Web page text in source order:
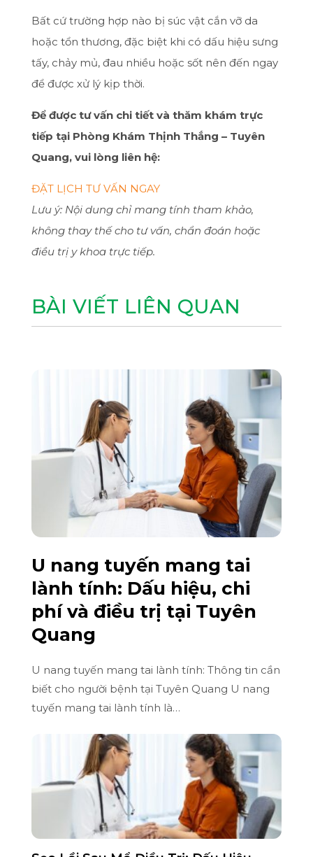
Bất cứ trường hợp nào bị súc vật cắn vỡ da
hoặc tổn thương, đặc biệt khi có dấu hiệu sưng
tấy, chảy mủ, đau nhiều hoặc sốt nên đến ngay
để được xử lý kịp thời.
Để được tư vấn chi tiết và thăm khám trực
tiếp tại Phòng Khám Thịnh Thắng – Tuyên
Quang, vui lòng liên hệ:
ĐẶT LỊCH TƯ VẤN NGAY
Lưu ý: Nội dung chỉ mang tính tham khảo,
không thay thế cho tư vấn, chẩn đoán hoặc
điều trị y khoa trực tiếp.
BÀI VIẾT LIÊN QUAN
U nang tuyến mang tai
lành tính: Dấu hiệu, chi
phí và điều trị tại Tuyên
Quang
U nang tuyến mang tai lành tính: Thông tin cần
biết cho người bệnh tại Tuyên Quang U nang
tuyến mang tai lành tính là…